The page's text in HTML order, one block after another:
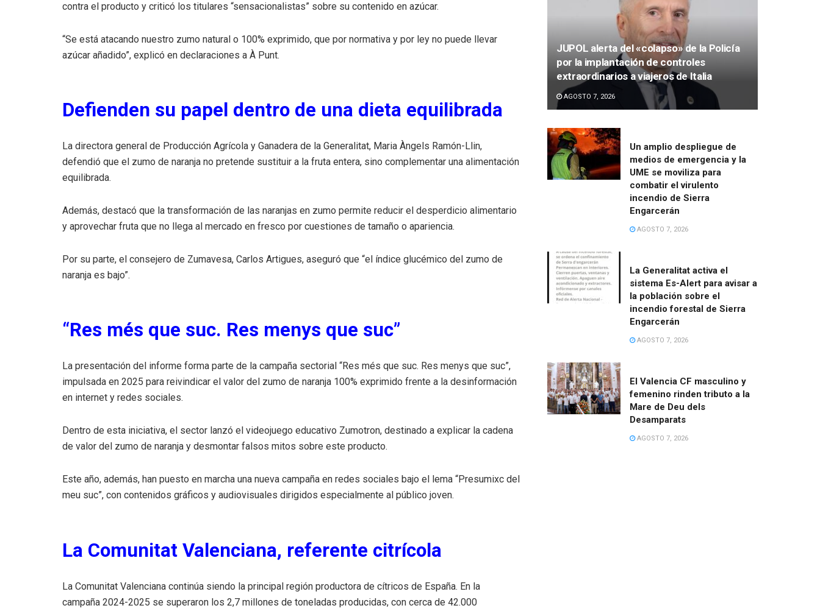
contra el producto y criticó los titulares “sensacionalistas” sobre su contenido en azúcar.
“Se está atacando nuestro zumo natural o 100% exprimido, que por normativa y por ley no puede llevar
azúcar añadido”, explicó en declaraciones a À Punt.
Defienden su papel dentro de una dieta equilibrada
La directora general de Producción Agrícola y Ganadera de la Generalitat, Maria Àngels Ramón-Llin,
defendió que el zumo de naranja no pretende sustituir a la fruta entera, sino complementar una alimentación
equilibrada.
Además, destacó que la transformación de las naranjas en zumo permite reducir el desperdicio alimentario
y aprovechar fruta que no llega al mercado en fresco por cuestiones de tamaño o apariencia.
Por su parte, el consejero de Zumavesa, Carlos Artigues, aseguró que “el índice glucémico del zumo de
naranja es bajo”.
“Res més que suc. Res menys que suc”
La presentación del informe forma parte de la campaña sectorial “Res més que suc. Res menys que suc”,
impulsada en 2025 para reivindicar el valor del zumo de naranja 100% exprimido frente a la desinformación
en internet y redes sociales.
Dentro de esta iniciativa, el sector lanzó el videojuego educativo Zumotron, destinado a explicar la cadena
de valor del zumo de naranja y desmontar falsos mitos sobre este producto.
Este año, además, han puesto en marcha una nueva campaña en redes sociales bajo el lema “Presumixc del
meu suc”, con contenidos gráficos y audiovisuales dirigidos especialmente al público joven.
La Comunitat Valenciana, referente citrícola
La Comunitat Valenciana continúa siendo la principal región productora de cítricos de España. En la
campaña 2024-2025 se superaron los 2,7 millones de toneladas producidas, con cerca de 42.000
JUPOL alerta del «colapso» de la Policía
por la implantación de controles
extraordinarios a viajeros de Italia
AGOSTO 7, 2026
Un amplio despliegue de
medios de emergencia y la
UME se moviliza para
combatir el virulento
incendio de Sierra
Engarcerán
AGOSTO 7, 2026
La Generalitat activa el
sistema Es-Alert para avisar a
la población sobre el
incendio forestal de Sierra
Engarcerán
AGOSTO 7, 2026
El Valencia CF masculino y
femenino rinden tributo a la
Mare de Deu dels
Desamparats
AGOSTO 7, 2026